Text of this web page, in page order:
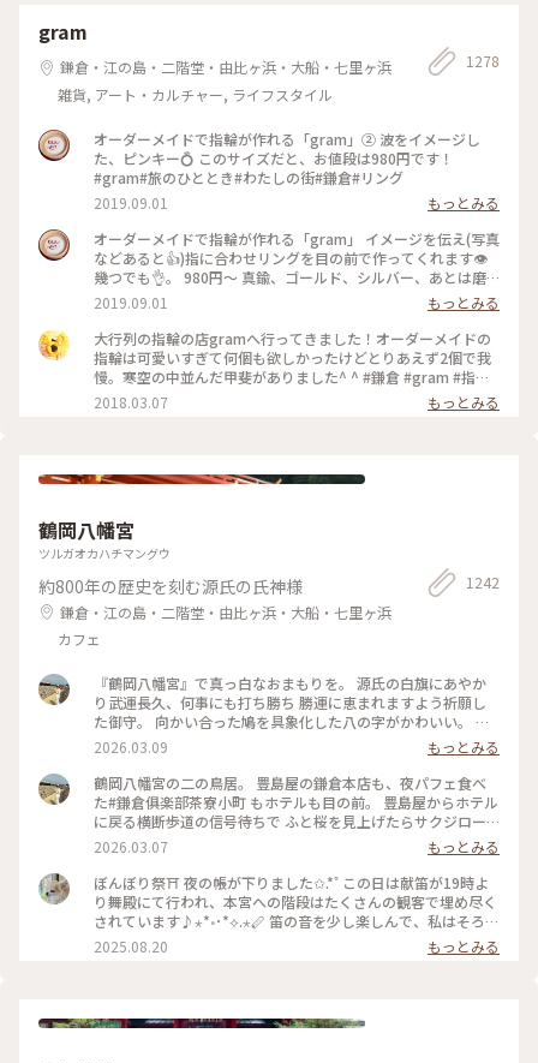
gram
鎌倉・江の島・二階堂・由比ヶ浜・大船・七里ヶ浜
雑貨, アート・カルチャー, ライフスタイル
1278
オーダーメイドで指輪が作れる「gram」② 波をイメージし
た、ピンキー💍 このサイズだと、お値段は980円です！
#gram#旅のひととき#わたしの街#鎌倉#リング
2019.09.01
もっとみる
オーダーメイドで指輪が作れる「gram」 イメージを伝え(写真
などあると👍)指に合わせリングを目の前で作ってくれます👁
幾つでも👌。 980円〜 真鍮、ゴールド、シルバー、あとは磨
きをかけるかマットな感じにするか💍😊✨✨ 今回は、左からピ
ンキー、中指、親指と作りました😅 いつもは行列がすごいの
に、この日、整理券なし、30分並び入れました😱😱‼️(平日の
夕方) 皆さん、カップルもいだけど、グループで来られ旅の思
い出に作られたりしている方が多かったです😊 まさか、入れ
ると思わなかったので、待ち時間に情報収集し勢いで作ったリ
ング。それでも、なんだか愛着がわきますね… 次は、重ね付け
2019.09.01
もっとみる
大行列の指輪の店gramへ行ってきました！オーダーメイドの
指輪は可愛いすぎて何個も欲しかったけどとりあえず2個で我
慢。寒空の中並んだ甲斐がありました^ ^ #鎌倉 #gram #指輪
#オーダーメイド
2018.03.07 もっとみる
鶴岡八幡宮
ツルガオカハチマングウ
約800年の歴史を刻む源氏の氏神様
鎌倉・江の島・二階堂・由比ヶ浜・大船・七里ヶ浜
カフェ
1242
『鶴岡八幡宮』で真っ白なおまもりを。 源氏の白旗にあやか
り武運長久、何事にも打ち勝ち 勝運に恵まれますよう祈願し
た御守。 向かい合った鳩を具象化した八の字がかわいい。 鳩
が道案内をする“八幡神の使い”とされる神聖な鳥であり、 対
の鳩が末広がりで縁起が良いことも理由だそうです。 #はじめ
ての鎌倉#鎌倉#鶴岡八幡宮#国指定重要文化財#狛犬#旅の記念
2026.03.09
もっとみる
鶴岡八幡宮の二の鳥居。 豊島屋の鎌倉本店も、夜パフェ食べ
た#鎌倉俱楽部茶寮小町 もホテルも目の前。 豊島屋からホテル
に戻る横断歩道の信号待ちで ふと桜を見上げたらサクジロー
がいたのでiPhoneで。 #はじめての鎌倉#Ayu桜#サクジロー#
鎌倉#鶴岡八幡宮#二の鳥居#狛犬
2026.03.07
もっとみる
ぼんぼり祭⛩ 夜の帳が下りました✩.*˚ この日は献笛が19時よ
り舞殿にて行われ、本宮への階段はたくさんの観客で埋め尽く
されています♪⋆*॰･*⟡.⋆🪈 笛の音を少し楽しんで、私はそろそ
ろ帰らなければと、またぼんぼりを眺めながら参道を歩きます
まだこの時間からもたくさんの人が次々と向かっていて、長年
*˙︶˙*)ﾉ"ﾏﾀﾈｰ♡ #ゆるり夏時間 #神奈川 #鎌倉 #鶴岡八幡宮 #
2025.08.20 もっとみる